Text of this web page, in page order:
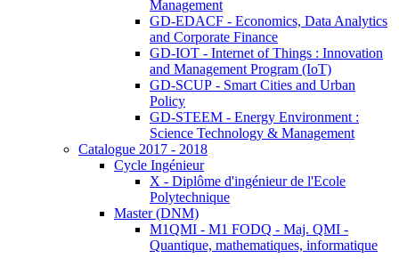
Management
GD-EDACF - Economics, Data Analytics
and Corporate Finance
GD-IOT - Internet of Things : Innovation
and Management Program (IoT)
GD-SCUP - Smart Cities and Urban
Policy
GD-STEEM - Energy Environment :
Science Technology & Management
Catalogue 2017 - 2018
Cycle Ingénieur
X - Diplôme d'ingénieur de l'Ecole
Polytechnique
Master (DNM)
M1QMI - M1 FODQ - Maj. QMI -
Quantique, mathematiques, informatique